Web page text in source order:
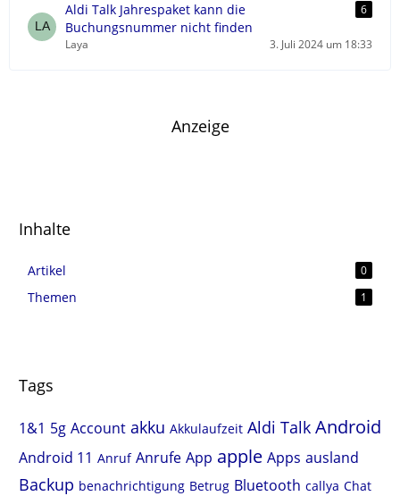
Aldi Talk Jahrespaket kann die
Buchungsnummer nicht finden
6
Laya 3. Juli 2024 um 18:33
Anzeige
Inhalte
Artikel 0
Themen 1
Tags
1&1 5g Account akku Akkulaufzeit Aldi Talk Android
Android 11 Anruf Anrufe App apple Apps ausland
Backup benachrichtigung Betrug Bluetooth callya Chat